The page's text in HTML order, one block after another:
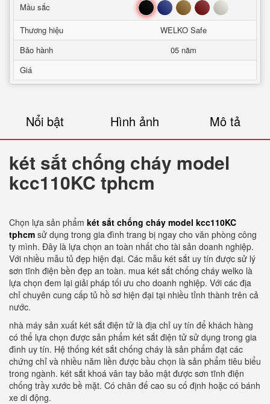
Mầu sắc
Đen Xanh Nâu Đỏ Trắng
Thương hiệu
WELKO Safe
Bảo hành
05 năm
Giá
Nổi bật Hình ảnh Mô tả
két sắt chống cháy model
kcc110KC tphcm
Chọn lựa sản phẩm két sắt chống cháy model kcc110KC
tphcm sử dụng trong gia đình trang bị ngay cho văn phòng công
ty mình. Đây là lựa chọn an toàn nhất cho tài sản doanh nghiệp.
Với nhiều mẫu tủ đẹp hiện đại. Các mẫu két sắt uy tín được sử lý
sơn tĩnh điện bền đẹp an toàn. mua két sắt chống cháy welko là
lựa chọn đem lại giải pháp tối ưu cho doanh nghiệp. Với các địa
chỉ chuyên cung cấp tủ hồ sơ hiện đại tại nhiều tỉnh thành trên cả
nước.
nhà máy sản xuất két sắt điện tử là địa chỉ uy tín để khách hàng
có thể lựa chọn được sản phẩm két sắt điện tử sử dụng trong gia
đình uy tín. Hệ thống két sắt chống cháy là sản phẩm đạt các
chứng chỉ và nhiều năm liền được bầu chọn là sản phẩm tiêu biểu
trong ngành. két sắt khoá vân tay bảo mật được sơn tĩnh điện
chống trầy xước bề mặt. Có chân đế cao su cố định hoặc có bánh
xe di động.